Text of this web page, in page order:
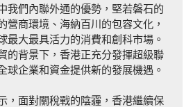
我們內聯外通的優勢，堅若磐石的
營商環境、海納百川的包容文化，
最大最具活力的消費和創科市場。
的背景下，香港正充分發揮超級聯
球企業和資金提供新的發展機遇。
，面對關稅戰的陰霾，香港繼續保